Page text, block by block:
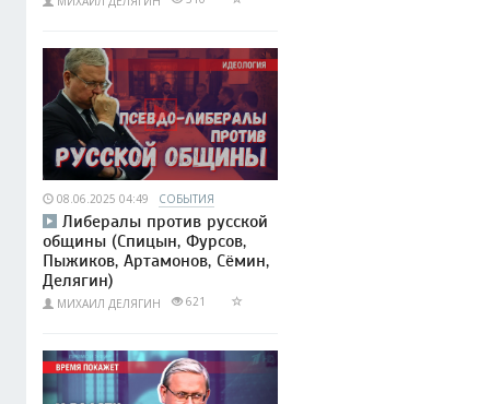
08.06.2025 04:49 СОБЫТИЯ
Либералы против русской
общины (Спицын, Фурсов,
Пыжиков, Артамонов, Сёмин,
Делягин)
МИХАИЛ ДЕЛЯГИН 621